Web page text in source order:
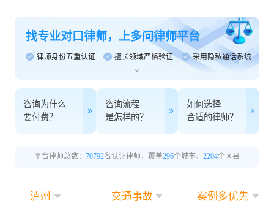
找专业对口律师，上多问律师平台
律师身份五重认证 擅长领域严格验证 采用隐私通话系统
咨询为什么
要付费？
咨询流程
是怎样的？
如何选择
合适的律师？
平台律师总数： 70792名认证律师，覆盖296个城市、 2204个区县
泸州 交通事故 案例多优先